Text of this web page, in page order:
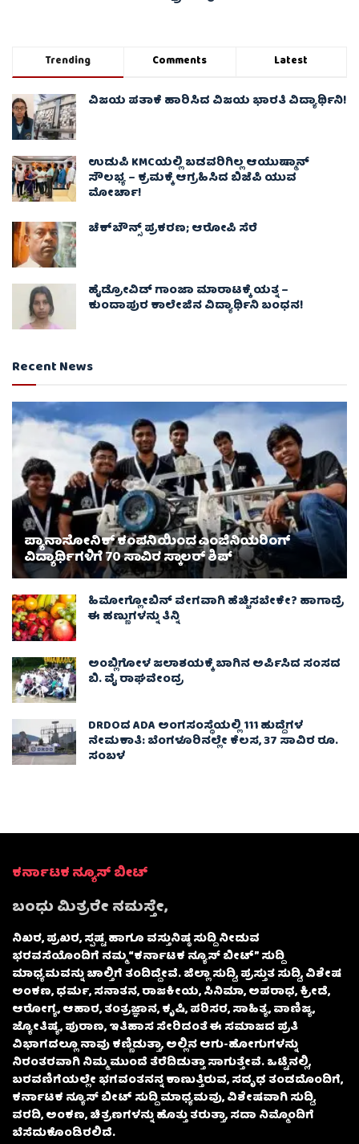
Trending Comments Latest
ವಿಜಯ ಪತಾಕೆ ಹಾರಿಸಿದ ವಿಜಯ ಭಾರತಿ ವಿದ್ಯಾರ್ಥಿನಿ!
ಉಡುಪಿ KMCಯಲ್ಲಿ ಬಡವರಿಗಿಲ್ಲ ಆಯುಷ್ಮಾನ್
ಸೌಲಭ್ಯ – ಕ್ರಮಕ್ಕೆ ಆಗ್ರಹಿಸಿದ ಬಿಜೆಪಿ ಯುವ
ಮೋರ್ಚಾ!
ಚೆಕ್​ಬೌನ್ಸ್​ ಪ್ರಕರಣ; ಆರೋಪಿ ಸೆರೆ
ಹೈಡ್ರೋವಿಡ್ ಗಾಂಜಾ ಮಾರಾಟಕ್ಕೆ ಯತ್ನ –
ಕುಂದಾಪುರ ಕಾಲೇಜಿನ ವಿದ್ಯಾರ್ಥಿನಿ ಬಂಧನ!
Recent News
ಪ್ಯಾನಾಸೋನಿಕ್ ಕಂಪನಿಯಿಂದ ಎಂಜಿನಿಯರಿಂಗ್
ವಿದ್ಯಾರ್ಥಿಗಳಿಗೆ 70 ಸಾವಿರ ಸ್ಕಾಲರ್ ಶಿಪ್
ಹಿಮೋಗ್ಲೋಬಿನ್ ವೇಗವಾಗಿ ಹೆಚ್ಚಿಸಬೇಕೇ? ಹಾಗಾದ್ರೆ
ಈ ಹಣ್ಣುಗಳನ್ನು ತಿನ್ನಿ
ಅಂಬ್ಲಿಗೋಳ ಜಲಾಶಯಕ್ಕೆ ಬಾಗಿನ ಅರ್ಪಿಸಿದ ಸಂಸದ
ಬಿ. ವೈ ರಾಘವೇಂದ್ರ
DRDOದ ADA ಅಂಗಸಂಸ್ಥೆಯಲ್ಲಿ 111 ಹುದ್ದೆಗಳ
ನೇಮಕಾತಿ: ಬೆಂಗಳೂರಿನಲ್ಲೇ ಕೆಲಸ, 37 ಸಾವಿರ ರೂ.
ಸಂಬಳ
ಕರ್ನಾಟಕ ನ್ಯೂಸ್ ಬೀಟ್
ಬಂಧು ಮಿತ್ರರೇ ನಮಸ್ತೇ,
ನಿಖರ, ಪ್ರಖರ, ಸ್ಪಷ್ಟ ಹಾಗೂ ವಸ್ತುನಿಷ್ಠ ಸುದ್ದಿ ನೀಡುವ
ಭರವಸೆಯೊಂದಿಗೆ ನಮ್ಮ “ಕರ್ನಾಟಕ ನ್ಯೂಸ್ ಬೀಟ್” ಸುದ್ದಿ
ಮಾಧ್ಯಮವನ್ನು ಚಾಲ್ತಿಗೆ ತಂದಿದ್ದೇವೆ. ಜಿಲ್ಲಾ ಸುದ್ದಿ, ಪ್ರಸ್ತುತ ಸುದ್ದಿ, ವಿಶೇಷ
ಅಂಕಣ, ಧರ್ಮ, ಸನಾತನ, ರಾಜಕೀಯ, ಸಿನಿಮಾ, ಅಪರಾಧ, ಕ್ರೀಡೆ,
ಆರೋಗ್ಯ, ಆಹಾರ, ತಂತ್ರಜ್ಞಾನ, ಕೃಷಿ, ಪರಿಸರ, ಸಾಹಿತ್ಯ, ವಾಣಿಜ್ಯ,
ಜ್ಯೋತಿಷ್ಯ, ಪುರಾಣ, ಇತಿಹಾಸ ಸೇರಿದಂತೆ ಈ ಸಮಾಜದ ಪ್ರತಿ
ವಿಭಾಗದಲ್ಲೂ ನಾವು ಕಣ್ಣಿಡುತ್ತಾ, ಅಲ್ಲಿನ ಆಗು-ಹೋಗುಗಳನ್ನು
ನಿರಂತರವಾಗಿ ನಿಮ್ಮ ಮುಂದೆ ತೆರೆದಿಡುತ್ತಾ ಸಾಗುತ್ತೇವೆ. ಒಟ್ಟಿನಲ್ಲಿ,
ಬರವಣಿಗೆಯಲ್ಲೇ ಭಗವಂತನನ್ನ ಕಾಣುತ್ತಿರುವ, ಸದೃಢ ತಂಡದೊಂದಿಗೆ,
ಕರ್ನಾಟಕ ನ್ಯೂಸ್ ಬೀಟ್ ಸುದ್ದಿ ಮಾಧ್ಯಮವು, ವಿಶೇಷವಾಗಿ ಸುದ್ದಿ,
ವರದಿ, ಅಂಕಣ, ಚಿತ್ರಣಗಳನ್ನು ಹೊತ್ತು ತರುತ್ತಾ, ಸದಾ ನಿಮ್ಮೊಂದಿಗೆ
ಬೆಸೆದುಕೊಂಡಿರಲಿದೆ.